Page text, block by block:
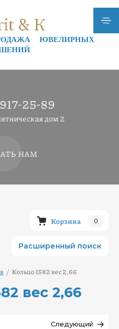
ЮВЕЛИРНЫХ
25-89
дом 2
НАМ
Корзина 0
Расширенный поиск
/ Кольцо 1582 вес 2,66
вес 2,66
Следующий